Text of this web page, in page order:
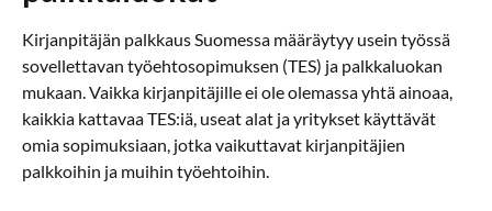
Kirjanpitäjän palkkaus Suomessa määräytyy usein työssä
sovellettavan työehtosopimuksen (TES) ja palkkaluokan
mukaan. Vaikka kirjanpitäjille ei ole olemassa yhtä ainoaa,
kaikkia kattavaa TES:iä, useat alat ja yritykset käyttävät
omia sopimuksiaan, jotka vaikuttavat kirjanpitäjien
palkkoihin ja muihin työehtoihin.